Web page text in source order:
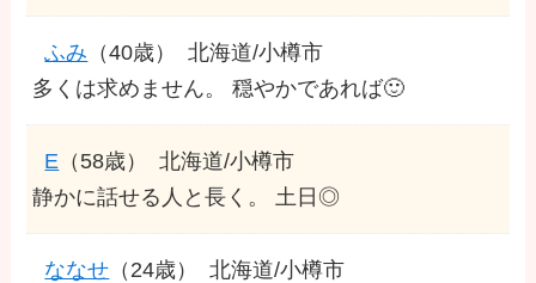
ふみ （40歳）
北海道/小樽市
多くは求めません。 穏やかであれば🙂
E （58歳）
北海道/小樽市
静かに話せる人と長く。 土日◎
ななせ （24歳）
北海道/小樽市